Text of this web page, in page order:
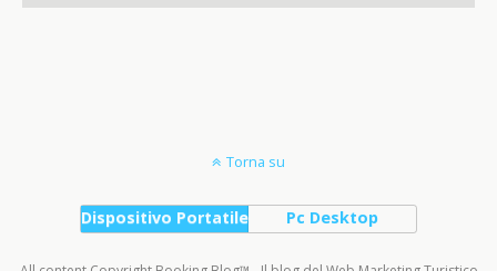
Torna su
Dispositivo Portatile Pc Desktop